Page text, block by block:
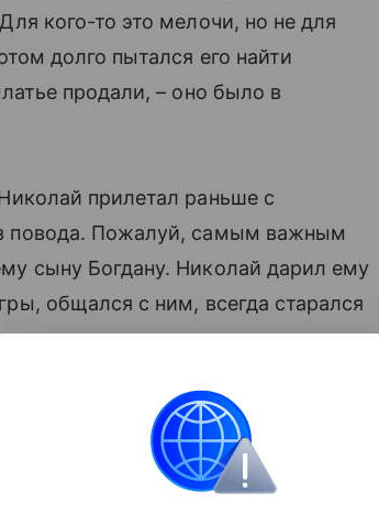
кого-то это мелочи, но не для
долго пытался его найти
продали, – оно было в
прилетал раньше с
повода. Пожалуй, самым важным
сыну Богдану. Николай дарил ему
общался с ним, всегда старался
– в любой, даже самой
что для него это важнее всех
его любимый человек был и